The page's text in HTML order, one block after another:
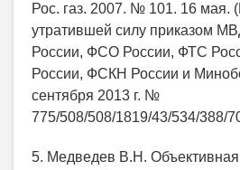
Рос. газ. 2007. № 101. 16 мая.
утратившей силу приказом
России, ФСО России, ФТС
России, ФСКН России и
сентября 2013 г. №
775/508/508/1819/43/534/388/
5. Медведев В.Н. Объективная